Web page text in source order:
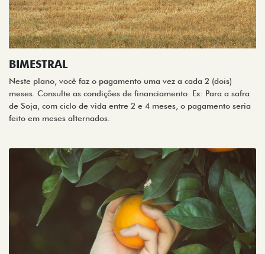
BIMESTRAL
Neste plano, você faz o pagamento uma vez a cada 2 (dois)
meses. Consulte as condições de financiamento. Ex: Para a safra
de Soja, com ciclo de vida entre 2 e 4 meses, o pagamento seria
feito em meses alternados.